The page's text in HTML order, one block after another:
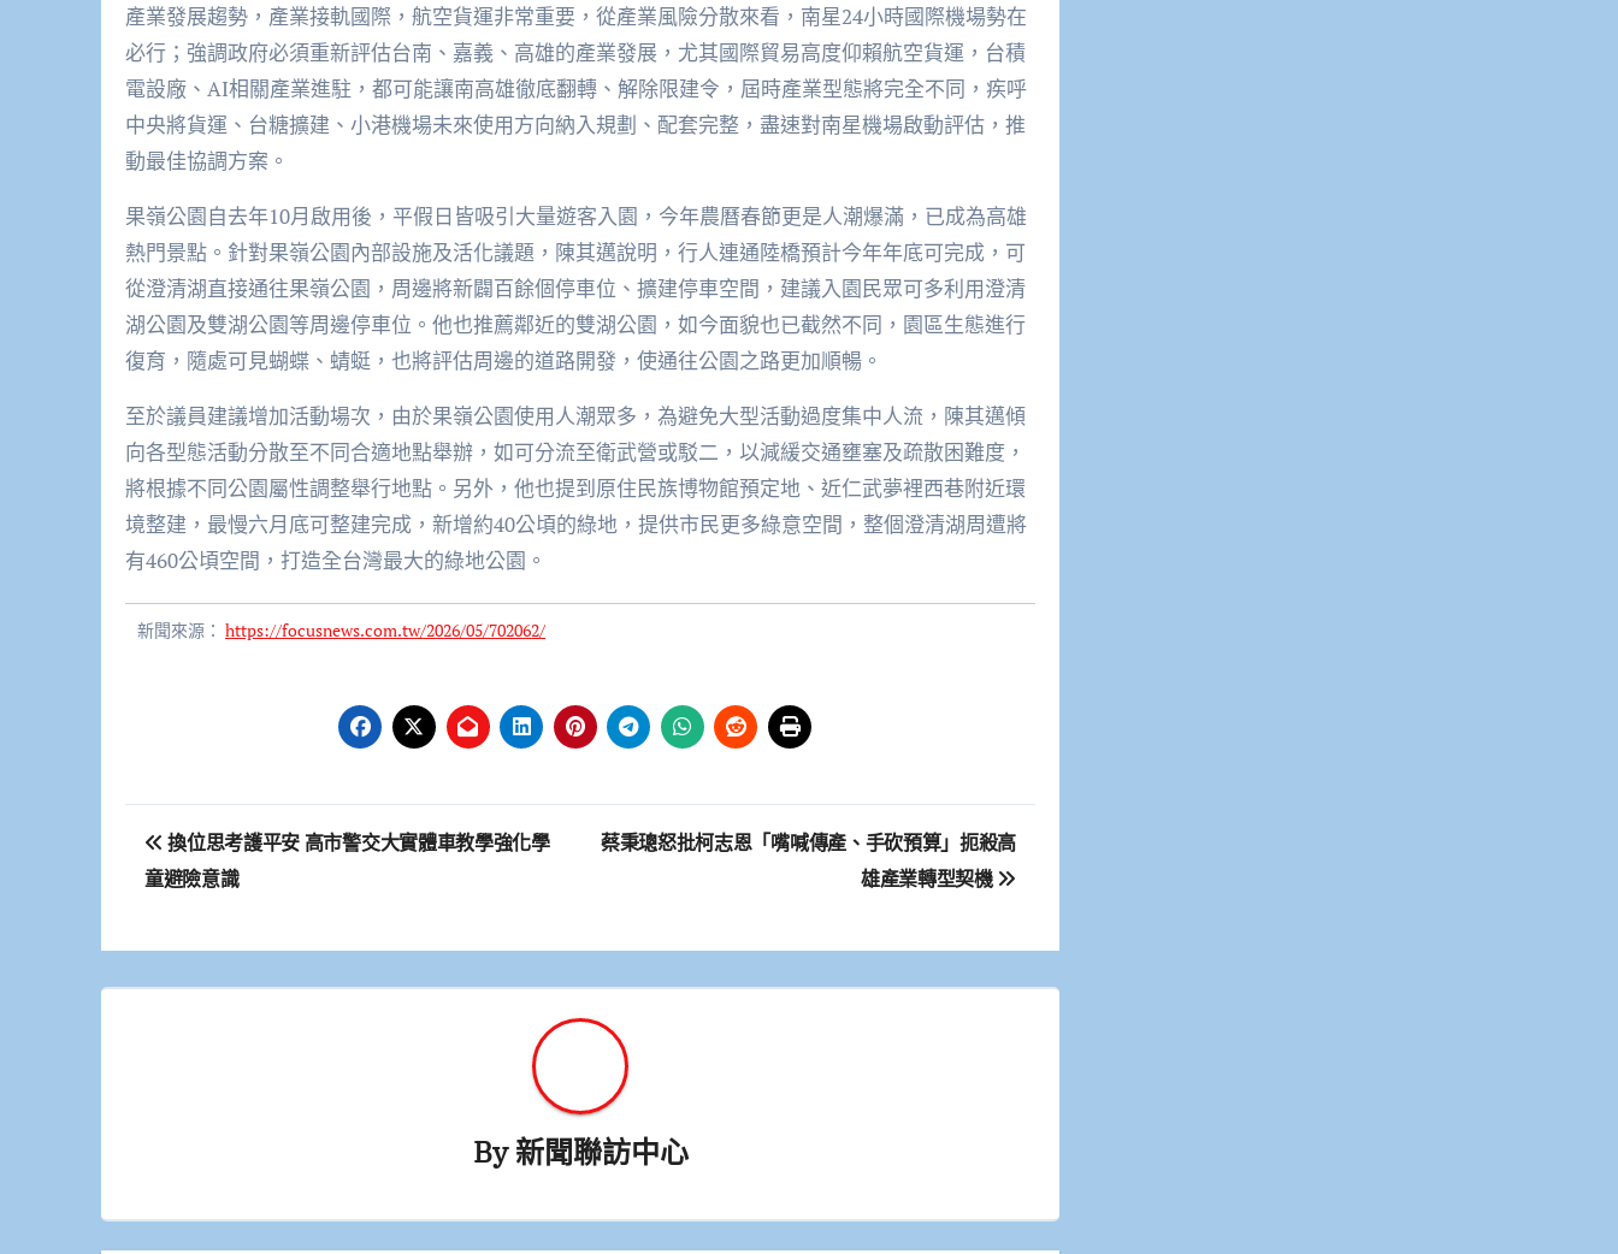
產業發展趨勢，產業接軌國際，航空貨運非常重要，從產業風險分散來看，南星24小時國際機場勢在
必行；強調政府必須重新評估台南、嘉義、高雄的產業發展，尤其國際貿易高度仰賴航空貨運，台積
電設廠、AI相關產業進駐，都可能讓南高雄徹底翻轉、解除限建令，屆時產業型態將完全不同，疾呼
中央將貨運、台糖擴建、小港機場未來使用方向納入規劃、配套完整，盡速對南星機場啟動評估，推
動最佳協調方案。
果嶺公園自去年10月啟用後，平假日皆吸引大量遊客入園，今年農曆春節更是人潮爆滿，已成為高雄
熱門景點。針對果嶺公園內部設施及活化議題，陳其邁說明，行人連通陸橋預計今年年底可完成，可
從澄清湖直接通往果嶺公園，周邊將新闢百餘個停車位、擴建停車空間，建議入園民眾可多利用澄清
湖公園及雙湖公園等周邊停車位。他也推薦鄰近的雙湖公園，如今面貌也已截然不同，園區生態進行
復育，隨處可見蝴蝶、蜻蜓，也將評估周邊的道路開發，使通往公園之路更加順暢。
至於議員建議增加活動場次，由於果嶺公園使用人潮眾多，為避免大型活動過度集中人流，陳其邁傾
向各型態活動分散至不同合適地點舉辦，如可分流至衛武營或駁二，以減緩交通壅塞及疏散困難度，
將根據不同公園屬性調整舉行地點。另外，他也提到原住民族博物館預定地、近仁武夢裡西巷附近環
境整建，最慢六月底可整建完成，新增約40公頃的綠地，提供市民更多綠意空間，整個澄清湖周遭將
有460公頃空間，打造全台灣最大的綠地公園。
新聞來源： https://focusnews.com.tw/2026/05/702062/
文
章
覽
換位思考護平安 高市警交大實體車教學強化學
童避險意識
蔡秉璁怒批柯志恩「嘴喊傳產、手砍預算」扼殺高
雄產業轉型契機
By新聞聯訪中心